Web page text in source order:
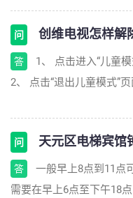
问 创维电视怎样解
答
1、 点击进入“儿童模
2、 点击“退出儿童模式”
问 天元区电梯宾馆
答
一般早上8点到11点
需要在早上6点至下午18